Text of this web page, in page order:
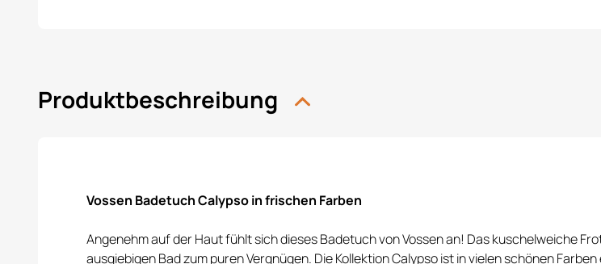
Produktbeschreibung
Vossen Badetuch Calypso in frischen Farben
Angenehm auf der Haut fühlt sich dieses Badetuch von Vossen an! Das kuschelweiche
ausgiebigen Bad zum puren Vergnügen. Die Kollektion Calypso ist in vielen schönen